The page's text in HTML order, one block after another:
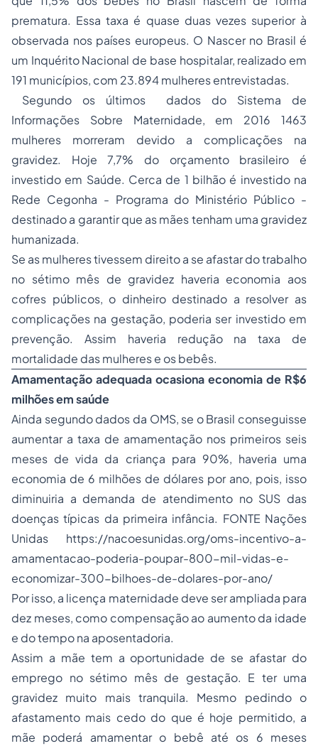
prematura. Essa taxa é quase duas vezes superior à
observada nos países europeus. O Nascer no Brasil é
um Inquérito Nacional de base hospitalar, realizado em
191 municípios, com 23.894 mulheres entrevistadas.
Segundo os últimos dados do Sistema de
Informações Sobre Maternidade, em 2016 1463
mulheres morreram devido a complicações na
gravidez. Hoje 7,7% do orçamento brasileiro é
investido em Saúde. Cerca de 1 bilhão é investido na
Rede Cegonha - Programa do Ministério Público -
destinado a garantir que as mães tenham uma gravidez
humanizada.
Se as mulheres tivessem direito a se afastar do trabalho
no sétimo mês de gravidez haveria economia aos
cofres públicos, o dinheiro destinado a resolver as
complicações na gestação, poderia ser investido em
prevenção. Assim haveria redução na taxa de
mortalidade das mulheres e os bebês.
Amamentação adequada ocasiona economia de R$6
milhões em saúde
Ainda segundo dados da OMS, se o Brasil conseguisse
aumentar a taxa de amamentação nos primeiros seis
meses de vida da criança para 90%, haveria uma
economia de 6 milhões de dólares por ano, pois, isso
diminuiria a demanda de atendimento no SUS das
doenças típicas da primeira infância. FONTE Nações
Unidas https://nacoesunidas.org/oms-incentivo-a-
amamentacao-poderia-poupar-800-mil-vidas-e-
economizar-300-bilhoes-de-dolares-por-ano/
Por isso, a licença maternidade deve ser ampliada para
dez meses, como compensação ao aumento da idade
e do tempo na aposentadoria.
Assim a mãe tem a oportunidade de se afastar do
emprego no sétimo mês de gestação. E ter uma
gravidez muito mais tranquila. Mesmo pedindo o
afastamento mais cedo do que é hoje permitido, a
mãe poderá amamentar o bebê até os 6 meses